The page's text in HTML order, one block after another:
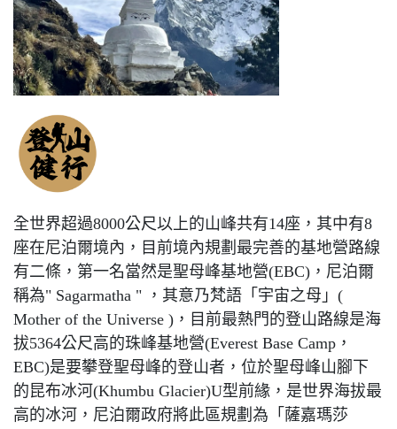
全世界超過8000公尺以上的山峰共有14座，其中有8
座在尼泊爾境內，目前境內規劃最完善的基地營路線
有二條，第一名當然是聖母峰基地營(EBC)，尼泊爾
稱為" Sagarmatha " ，其意乃梵語「宇宙之母」(
Mother of the Universe )，目前最熱門的登山路線是海
拔5364公尺高的珠峰基地營(Everest Base Camp，
EBC)是要攀登聖母峰的登山者，位於聖母峰山腳下
的昆布冰河(Khumbu Glacier)U型前緣，是世界海拔最
高的冰河，尼泊爾政府將此區規劃為「薩嘉瑪莎